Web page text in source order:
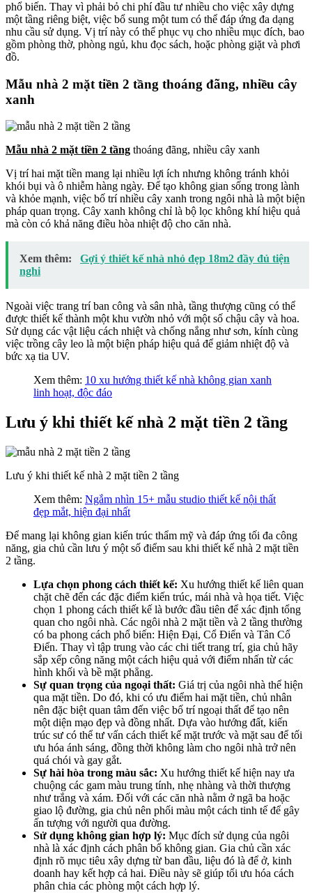
phổ biến. Thay vì phải bỏ chi phí đầu tư nhiều cho việc xây dựng
một tầng riêng biệt, việc bổ sung một tum có thể đáp ứng đa dạng
nhu cầu sử dụng. Vị trí này có thể phục vụ cho nhiều mục đích, bao
gồm phòng thờ, phòng ngủ, khu đọc sách, hoặc phòng giặt và phơi
đồ.
Mẫu nhà 2 mặt tiền 2 tầng thoáng đãng, nhiều cây
xanh
Mẫu nhà 2 mặt tiền 2 tầng thoáng đãng, nhiều cây xanh
Vị trí hai mặt tiền mang lại nhiều lợi ích nhưng không tránh khỏi
khói bụi và ô nhiễm hàng ngày. Để tạo không gian sống trong lành
và khỏe mạnh, việc bố trí nhiều cây xanh trong ngôi nhà là một biện
pháp quan trọng. Cây xanh không chỉ là bộ lọc không khí hiệu quả
mà còn có khả năng điều hòa nhiệt độ cho căn nhà.
Xem thêm:
Gợi ý thiết kế nhà nhỏ đẹp 18m2 đầy đủ tiện
nghi
Ngoài việc trang trí ban công và sân nhà, tầng thượng cũng có thể
được thiết kế thành một khu vườn nhỏ với một số chậu cây và hoa.
Sử dụng các vật liệu cách nhiệt và chống nắng như sơn, kính cùng
việc trồng cây leo là một biện pháp hiệu quả để giảm nhiệt độ và
bức xạ tia UV.
Xem thêm: 10 xu hướng thiết kế nhà không gian xanh
linh hoạt, độc đáo
Lưu ý khi thiết kế nhà 2 mặt tiền 2 tầng
Lưu ý khi thiết kế nhà 2 mặt tiền 2 tầng
Xem thêm: Ngắm nhìn 15+ mẫu studio thiết kế nội thất
đẹp mắt, hiện đại nhất
Để mang lại không gian kiến trúc thẩm mỹ và đáp ứng tối đa công
năng, gia chủ cần lưu ý một số điểm sau khi thiết kế nhà 2 mặt tiền
2 tầng.
Lựa chọn phong cách thiết kế: Xu hướng thiết kế liên quan
chặt chẽ đến các đặc điểm kiến trúc, mái nhà và họa tiết. Việc
chọn 1 phong cách thiết kế là bước đầu tiên để xác định tổng
quan cho ngôi nhà. Các ngôi nhà 2 mặt tiền và 2 tầng thường
có ba phong cách phổ biến: Hiện Đại, Cổ Điển và Tân Cổ
Điển. Thay vì tập trung vào các chi tiết trang trí, gia chủ hãy
sắp xếp công năng một cách hiệu quả với điểm nhấn từ các
hình khối và bề mặt phẳng.
Sự quan trọng của ngoại thất: Giá trị của ngôi nhà thể hiện
qua mặt tiền. Do đó, khi có ưu điểm hai mặt tiền, chủ nhân
nên đặc biệt quan tâm đến việc bố trí ngoại thất để tạo nên
một diện mạo đẹp và đồng nhất. Dựa vào hướng đất, kiến
trúc sư có thể tư vấn cách thiết kế mặt trước và mặt sau để tối
ưu hóa ánh sáng, đồng thời không làm cho ngôi nhà trở nên
quá chói và gay gắt.
Sự hài hòa trong màu sắc: Xu hướng thiết kế hiện nay ưa
chuộng các gam màu trung tính, nhẹ nhàng và thời thượng
như trắng và xám. Đối với các căn nhà nằm ở ngã ba hoặc
giao lộ đường, gia chủ nên phối màu một cách tinh tế để gây
ấn tượng với người qua đường.
Sử dụng không gian hợp lý: Mục đích sử dụng của ngôi
nhà là xác định cách phân bổ không gian. Gia chủ cần xác
định rõ mục tiêu xây dựng từ ban đầu, liệu đó là để ở, kinh
doanh hay kết hợp cả hai. Điều này sẽ giúp tối ưu hóa cách
phân chia các phòng một cách hợp lý.